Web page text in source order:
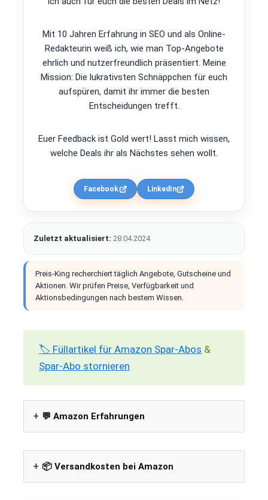
Mit 10 Jahren Erfahrung in SEO und als Online-
Redakteurin weiß ich, wie man Top-Angebote
ehrlich und nutzerfreundlich präsentiert. Meine
Mission: Die lukrativsten Schnäppchen für euch
aufspüren, damit ihr immer die besten
Entscheidungen trefft.
Euer Feedback ist Gold wert! Lasst mich wissen,
welche Deals ihr als Nächstes sehen wollt.
Facebook LinkedIn
Zuletzt aktualisiert: 28.04.2024
Preis-King recherchiert täglich Angebote, Gutscheine und
Aktionen. Wir prüfen Preise, Verfügbarkeit und
Aktionsbedingungen nach bestem Wissen.
🏷️ Füllartikel für Amazon Spar-Abos &
Spar-Abo stornieren
💬 Amazon Erfahrungen
📦 Versandkosten bei Amazon